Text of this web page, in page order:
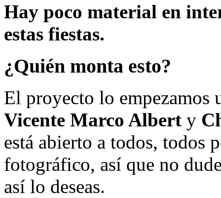
Hay poco material en
estas fiestas.
¿Quién monta esto?
El proyecto lo empezamos
Vicente Marco Albert y
está abierto a todos, todos
fotográfico, así que no
así lo deseas.